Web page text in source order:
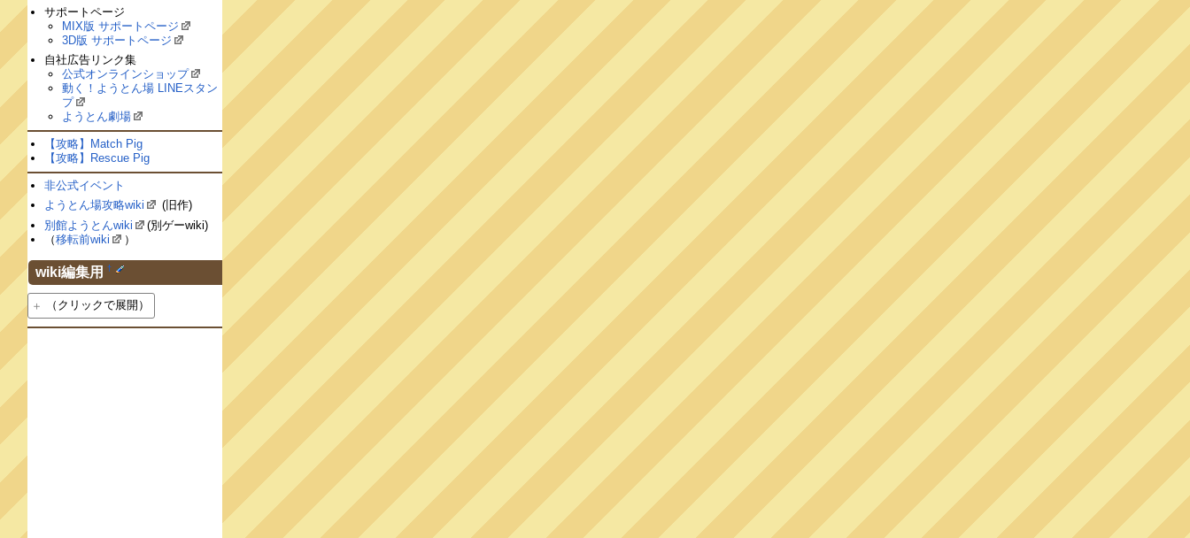
サポートページ
MIX版 サポートページ
3D版 サポートページ
自社広告リンク集
公式オンラインショップ
動く！ようとん場 LINEスタン
プ
ようとん劇場
【攻略】Match Pig
【攻略】Rescue Pig
非公式イベント
ようとん場攻略wiki
(旧作)
別館ようとんwiki
(別ゲーwiki)
（移転前wiki ）
wiki編集用 †
（クリックで展開）